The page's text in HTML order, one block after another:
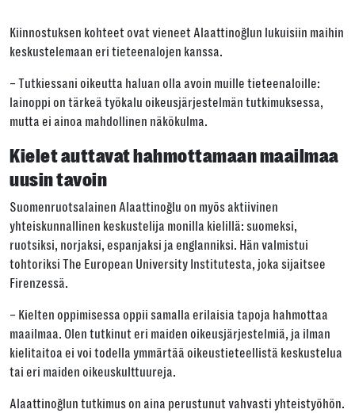
Kiinnostuksen kohteet ovat vieneet Alaattinoğlun lukuisiin maihin
keskustelemaan eri tieteenalojen kanssa.
– Tutkiessani oikeutta haluan olla avoin muille tieteenaloille:
lainoppi on tärkeä työkalu oikeusjärjestelmän tutkimuksessa,
mutta ei ainoa mahdollinen näkökulma.
Kielet auttavat hahmottamaan maailmaa
uusin tavoin
Suomenruotsalainen Alaattinoğlu on myös aktiivinen
yhteiskunnallinen keskustelija monilla kielillä: suomeksi,
ruotsiksi, norjaksi, espanjaksi ja englanniksi. Hän valmistui
tohtoriksi The European University Institutesta, joka sijaitsee
Firenzessä.
– Kielten oppimisessa oppii samalla erilaisia tapoja hahmottaa
maailmaa. Olen tutkinut eri maiden oikeusjärjestelmiä, ja ilman
kielitaitoa ei voi todella ymmärtää oikeustieteellistä keskustelua
tai eri maiden oikeuskulttuureja.
Alaattinoğlun tutkimus on aina perustunut vahvasti yhteistyöhön.